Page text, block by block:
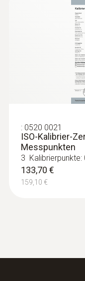
:0563 9250
testo 925
: 0520 0021
ISO-Kalibrier-
Messpunkten
3 Kalibrierpunkte:
133,70 €
159,10 €